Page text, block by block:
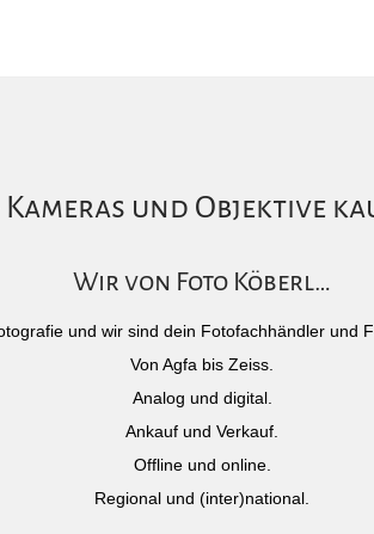
Kameras und Objektive
Wir von Foto Köberl…
und wir sind dein Fotofachhändler und
Von Agfa bis Zeiss.
Analog und digital.
Ankauf und Verkauf.
Offline und online.
Regional und (inter)national.